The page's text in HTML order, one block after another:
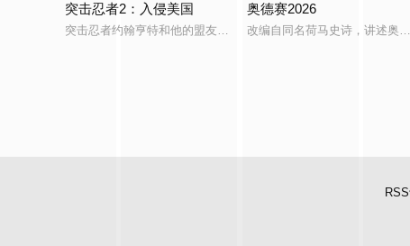
突击忍者2：入侵美国
突击忍者约翰亨特和他的盟友们奉命阻止冷战结束后反美联盟构
奥德赛2026
改编自同名荷马史诗，讲述奥